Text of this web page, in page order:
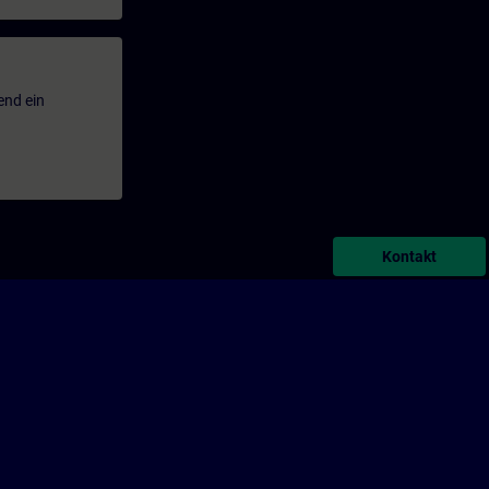
ein
Kontakt